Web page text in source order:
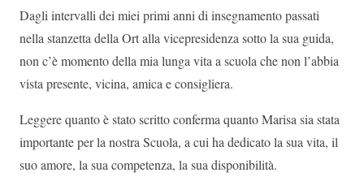
Dagli intervalli dei miei primi anni di insegnamento passati
nella stanzetta della Ort alla vicepresidenza sotto la sua guida,
non c’è momento della mia lunga vita a scuola che non l’abbia
vista presente, vicina, amica e consigliera.
Leggere quanto è stato scritto conferma quanto Marisa sia stata
importante per la nostra Scuola, a cui ha dedicato la sua vita, il
suo amore, la sua competenza, la sua disponibilità.